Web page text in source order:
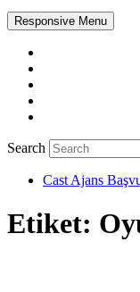
Responsive Menu
Search
Cast Ajans
Etiket: